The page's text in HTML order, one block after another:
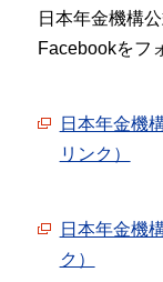
日本年金機構
Facebookをフ
日本年金機
リンク）
日本年金機
ク）